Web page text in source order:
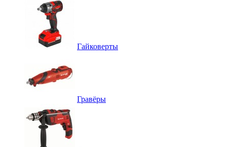
Гайковерты
Гравёры